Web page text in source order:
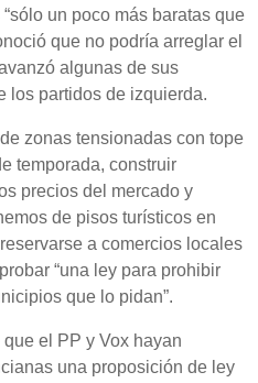
un poco más baratas que
que no podría arreglar el
algunas de sus
los partidos de izquierda.
zonas tensionadas con tope
temporada, construir
precios del mercado y
de pisos turísticos en
a comercios locales
“una ley para prohibir
que lo pidan”.
el PP y Vox hayan
una proposición de ley